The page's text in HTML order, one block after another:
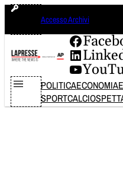
Vai
contenuto
Accesso Archivi
POLITICAECONOMIA
SPORTCALCIO